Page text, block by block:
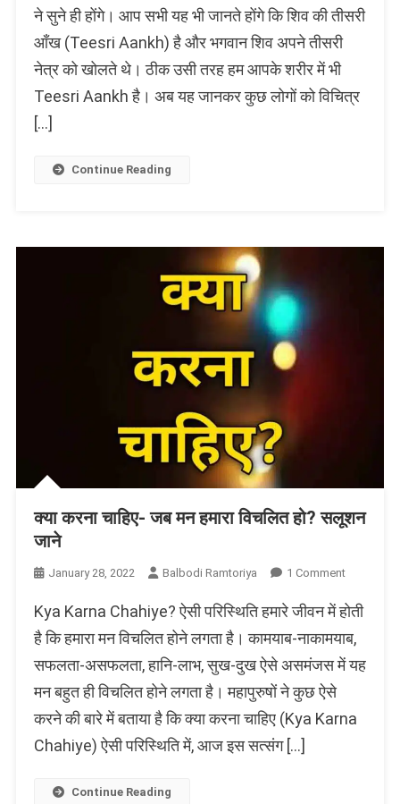
तीसरी
कैसे
खोलें?
बताते
ने सुने ही होंगे। आप सभी यह भी जानते होंगे कि शिव की तीसरी
आँख (Teesri Aankh) है और भगवान शिव अपने तीसरी
नेत्र को खोलते थे। ठीक उसी तरह हम आपके शरीर में भी
Teesri Aankh है। अब यह जानकर कुछ लोगों को विचित्र
[…]
Continue Reading
क्या करना चाहिए- जब मन हमारा विचलित हो? सलूशन
जाने
January 28, 2022 Balbodi Ramtoriya 1 CommentOn
करना
जब
मन
हो?
Kya Karna Chahiye? ऐसी परिस्थिति हमारे जीवन में होती
है कि हमारा मन विचलित होने लगता है। कामयाब-नाकामयाब,
सफलता-असफलता, हानि-लाभ, सुख-दुख ऐसे असमंजस में यह
मन बहुत ही विचलित होने लगता है। महापुरुषों ने कुछ ऐसे
करने की बारे में बताया है कि क्या करना चाहिए (Kya Karna
Chahiye) ऐसी परिस्थिति में, आज इस सत्संग […]
Continue Reading